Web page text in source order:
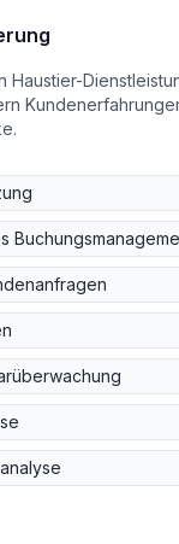
Haustier-